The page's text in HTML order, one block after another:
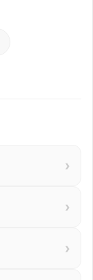
›
›
›